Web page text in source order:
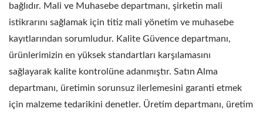
bağlıdır. Mali ve Muhasebe departmanı, şirketin mali
istikrarını sağlamak için titiz mali yönetim ve muhasebe
kayıtlarından sorumludur. Kalite Güvence departmanı,
ürünlerimizin en yüksek standartları karşılamasını
sağlayarak kalite kontrolüne adanmıştır. Satın Alma
departmanı, üretimin sorunsuz ilerlemesini garanti etmek
için malzeme tedarikini denetler. Üretim departmanı, üretim